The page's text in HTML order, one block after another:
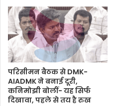
परिसीमन बैठक से DMK-
AIADMK ने बनाई दूरी,
कनिमोझी बोलीं- यह सिर्फ
दिखावा, पहले से तय है रुख